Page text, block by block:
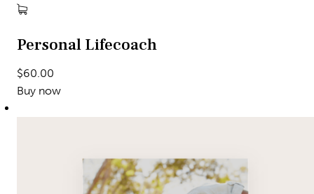
Personal Lifecoach
$60.00
Buy now